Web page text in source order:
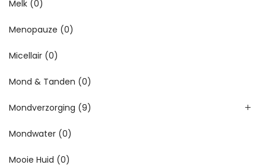
Melk (0)
Menopauze (0)
Micellair (0)
Mond & Tanden (0)
Mondverzorging (9)
Mondwater (0)
Mooie Huid (0)